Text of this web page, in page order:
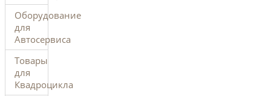
Оборудование
для
Автосервиса
Товары
для
Квадроцикла